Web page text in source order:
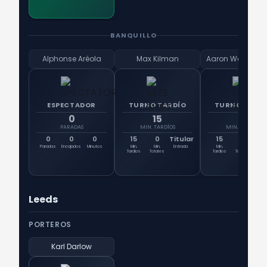
BANQUILLO
Alphonse Aréola
ESPECTADOR
0
PARADAS
0
Paradas
0
Encajados
0
Minutos
Max Kilman
TURNO TARDÍO
15
MIN. TARDÍOS
15
Min.
Tardíos
0
Min.
Totales
Titular
Entrada
Aaron Wan-
TURNO
MIN. TARDÍOS
15
Min.
Tardíos
Totales
Leeds
PORTEROS
Karl Darlow